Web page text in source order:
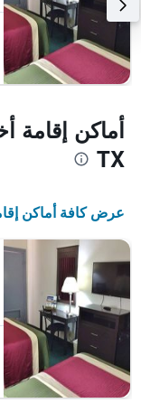
أماكن إقامة
TX
عرض كافة أماكن